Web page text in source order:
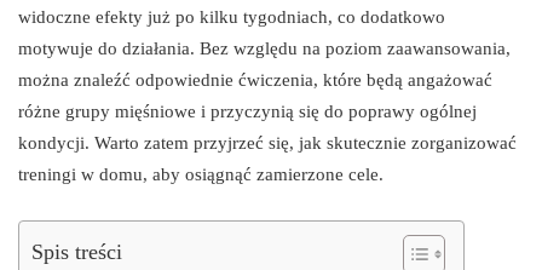
widoczne efekty już po kilku tygodniach, co dodatkowo
motywuje do działania. Bez względu na poziom zaawansowania,
można znaleźć odpowiednie ćwiczenia, które będą angażować
różne grupy mięśniowe i przyczynią się do poprawy ogólnej
kondycji. Warto zatem przyjrzeć się, jak skutecznie zorganizować
treningi w domu, aby osiągnąć zamierzone cele.
Spis treści